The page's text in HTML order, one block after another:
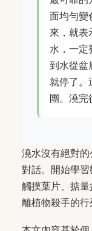
面均勻變
來，就表
水，一定
到水從盆
就停了。
團。澆完
澆水沒有絕對
對話。開始學
觸摸葉片、掂
離植物殺手的行